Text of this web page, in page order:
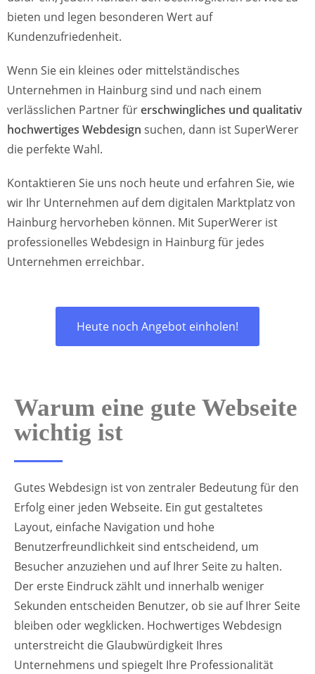
bieten und legen besonderen Wert auf
Kundenzufriedenheit.
Wenn Sie ein kleines oder mittelständisches
Unternehmen in Hainburg sind und nach einem
verlässlichen Partner fürerschwingliches und qualitativ
hochwertiges Webdesign suchen, dann ist SuperWerer
die perfekte Wahl.
Kontaktieren Sie uns noch heute und erfahren Sie, wie
wir Ihr Unternehmen auf dem digitalen Marktplatz von
Hainburg hervorheben können. Mit SuperWerer ist
professionelles Webdesign in Hainburg für jedes
Unternehmen erreichbar.
Heute noch Angebot einholen!
Warum eine gute Webseite
wichtig ist
Gutes Webdesign ist von zentraler Bedeutung für den
Erfolg einer jeden Webseite. Ein gut gestaltetes
Layout, einfache Navigation und hohe
Benutzerfreundlichkeit sind entscheidend, um
Besucher anzuziehen und auf Ihrer Seite zu halten.
Der erste Eindruck zählt und innerhalb weniger
Sekunden entscheiden Benutzer, ob sie auf Ihrer Seite
bleiben oder wegklicken. Hochwertiges Webdesign
unterstreicht die Glaubwürdigkeit Ihres
Unternehmens und spiegelt Ihre Professionalität